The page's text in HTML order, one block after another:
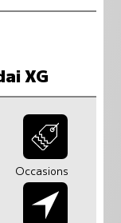
XG
Occasions